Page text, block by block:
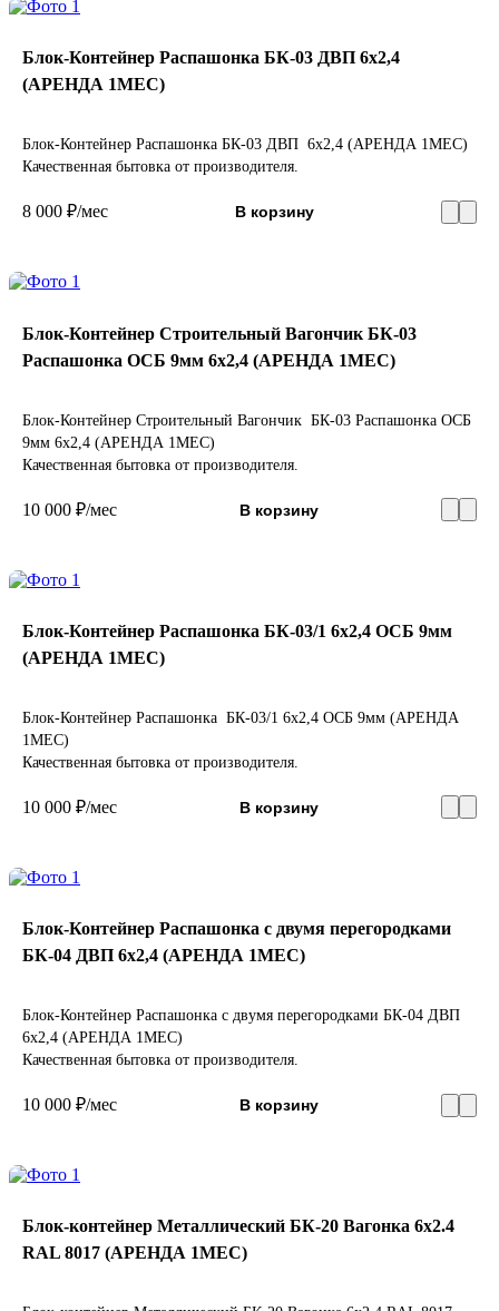
Блок-Контейнер Распашонка БК-03 ДВП 6х2,4
(АРЕНДА 1МЕС)
Блок-Контейнер Распашонка БК-03 ДВП 6х2,4 (АРЕНДА 1МЕС)
Качественная бытовка от производителя.
8 000 ₽/мес В корзину
Блок-Контейнер Строительный Вагончик БК-03
Распашонка ОСБ 9мм 6х2,4 (АРЕНДА 1МЕС)
Блок-Контейнер Строительный Вагончик БК-03 Распашонка ОСБ
9мм 6х2,4 (АРЕНДА 1МЕС)
Качественная бытовка от производителя.
10 000 ₽/мес В корзину
Блок-Контейнер Распашонка БК-03/1 6х2,4 ОСБ 9мм
(АРЕНДА 1МЕС)
Блок-Контейнер Распашонка БК-03/1 6х2,4 ОСБ 9мм (АРЕНДА
1МЕС)
Качественная бытовка от производителя.
10 000 ₽/мес В корзину
Блок-Контейнер Распашонка с двумя перегородками
БК-04 ДВП 6х2,4 (АРЕНДА 1МЕС)
Блок-Контейнер Распашонка с двумя перегородками БК-04 ДВП
6х2,4 (АРЕНДА 1МЕС)
Качественная бытовка от производителя.
10 000 ₽/мес В корзину
Блок-контейнер Металлический БК-20 Вагонка 6х2.4
RAL 8017 (АРЕНДА 1МЕС)